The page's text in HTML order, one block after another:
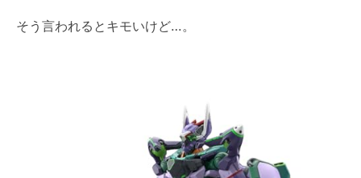
そう言われるとキモいけど…。